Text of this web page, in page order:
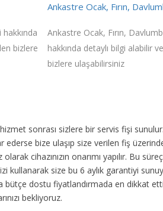
bizlere
Ankastre Ocak, Fırın,
Ankastre Ocak, Fırın,
hakkında detaylı bilgi alabilir
bizlere ulaşabilirsiniz
sonrası sizlere bir servis fişi
ederse bize ulaşıp size verilen fiş
cihazınızın onarımı yapılır. Bu
kullanarak size bu 6 aylık garantiyi
bütçe dostu fiyatlandırmada en dikkat
bekliyoruz.